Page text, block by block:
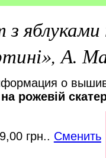
яблуками
А.
о
рожевій
грн.. Сменить